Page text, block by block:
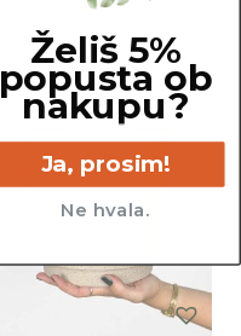
cena
bila:
96,00 €.
67,00 €.
Želiš 5%
popusta ob
nakupu?
Ja, prosim!
Ne hvala.